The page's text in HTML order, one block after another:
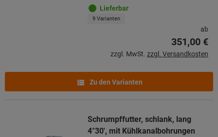
Lieferbar
9 Varianten
ab
351,00 €
zzgl. MwSt. zzgl. Versandkosten
Zu den Varianten
Schrumpffutter, schlank, lang
4°30′, mit Kühlkanalbohrungen